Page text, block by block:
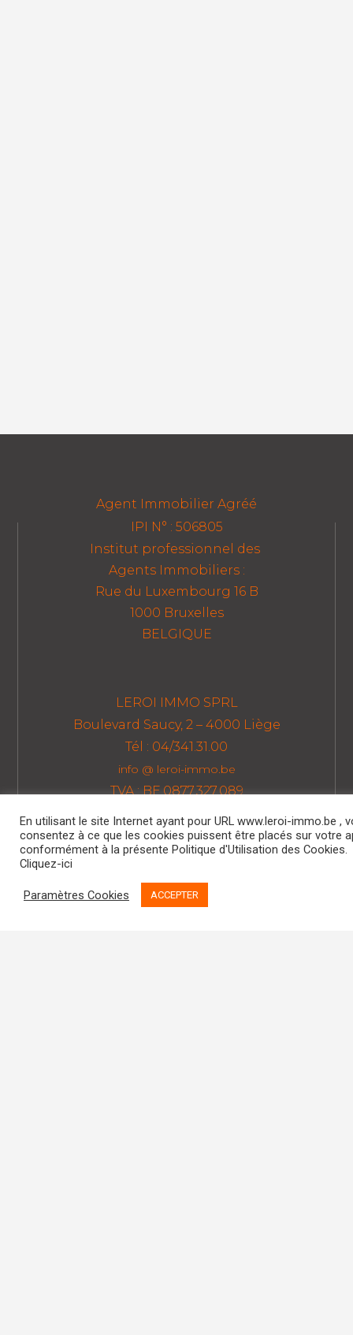
Agent Immobilier Agréé
IPI N° : 506805
Institut professionnel des
Agents Immobiliers :
Rue du Luxembourg 16 B
1000 Bruxelles
BELGIQUE
LEROI IMMO SPRL
Boulevard Saucy, 2 – 4000 Liège
Tél : 04/341.31.00
info @ leroi-immo.be
TVA : BE.0877.327.089
Politique RGPD
Politique de Cookies
Code de Déontologie
En utilisant le site Internet ayant pour URL www.leroi-immo.be ,
consentez à ce que les cookies puissent être placés sur votre
conformément à la présente Politique d'Utilisation des Cookies.
Cliquez-ici
Paramètres Cookies ACCEPTER